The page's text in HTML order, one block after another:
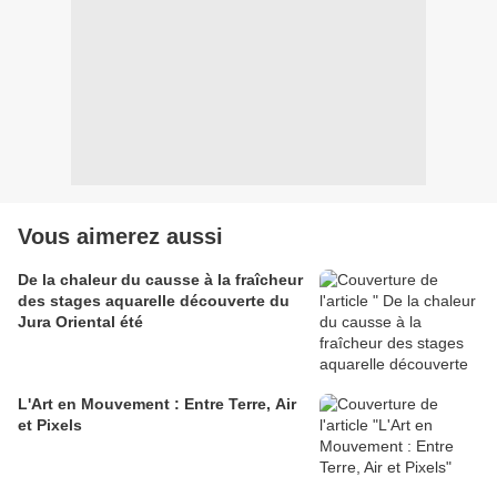
Vous aimerez aussi
De la chaleur du causse à la fraîcheur
des stages aquarelle découverte du
Jura Oriental été
L'Art en Mouvement : Entre Terre, Air
et Pixels